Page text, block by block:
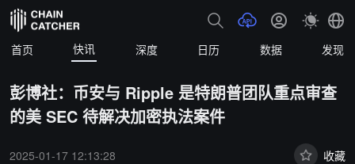
首页 快讯 深度 日历 数据 发现
彭博社：币安与 Ripple 是特朗普团队重点审查
的美 SEC 待解决加密执法案件
2025-01-17 12:13:28 收藏